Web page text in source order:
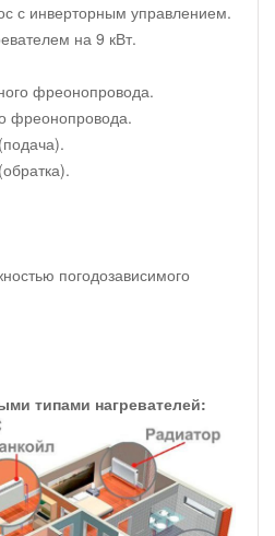
с инверторным управлением.
на 9 кВт.
фреонопровода.
фреонопровода.
погодозависимого
типами нагревателей: